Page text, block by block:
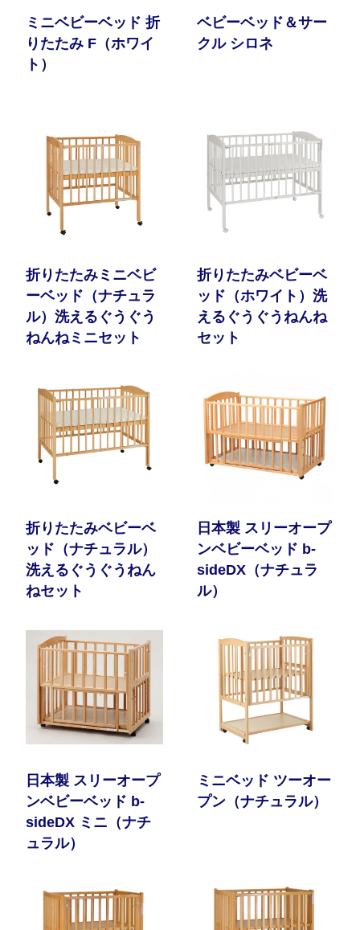
ミニベビーベッド 折
りたたみ F（ホワイ
ト）
ベビーベッド＆サー
クル シロネ
折りたたみミニベビ
ーベッド（ナチュラ
ル）洗えるぐうぐう
ねんねミニセット
折りたたみベビーベ
ッド（ホワイト）洗
えるぐうぐうねんね
セット
折りたたみベビーベ
ッド（ナチュラル）
洗えるぐうぐうねん
ねセット
日本製 スリーオープ
ンベビーベッド b-
sideDX（ナチュラ
ル）
日本製 スリーオープ
ンベビーベッド b-
sideDX ミニ（ナチ
ュラル）
ミニベッド ツーオー
プン（ナチュラル）